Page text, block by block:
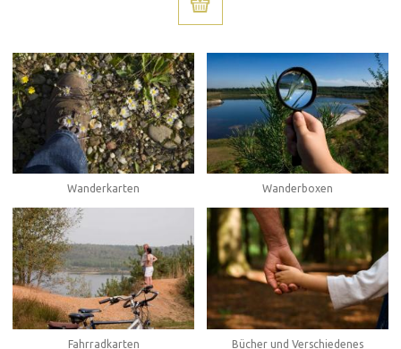
Wanderkarten Wanderboxen
Fahrradkarten Bücher und Verschiedenes